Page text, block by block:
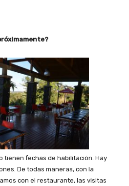
tienen fechas de habilitación. Hay
De todas maneras, con la
con el restaurante, las visitas